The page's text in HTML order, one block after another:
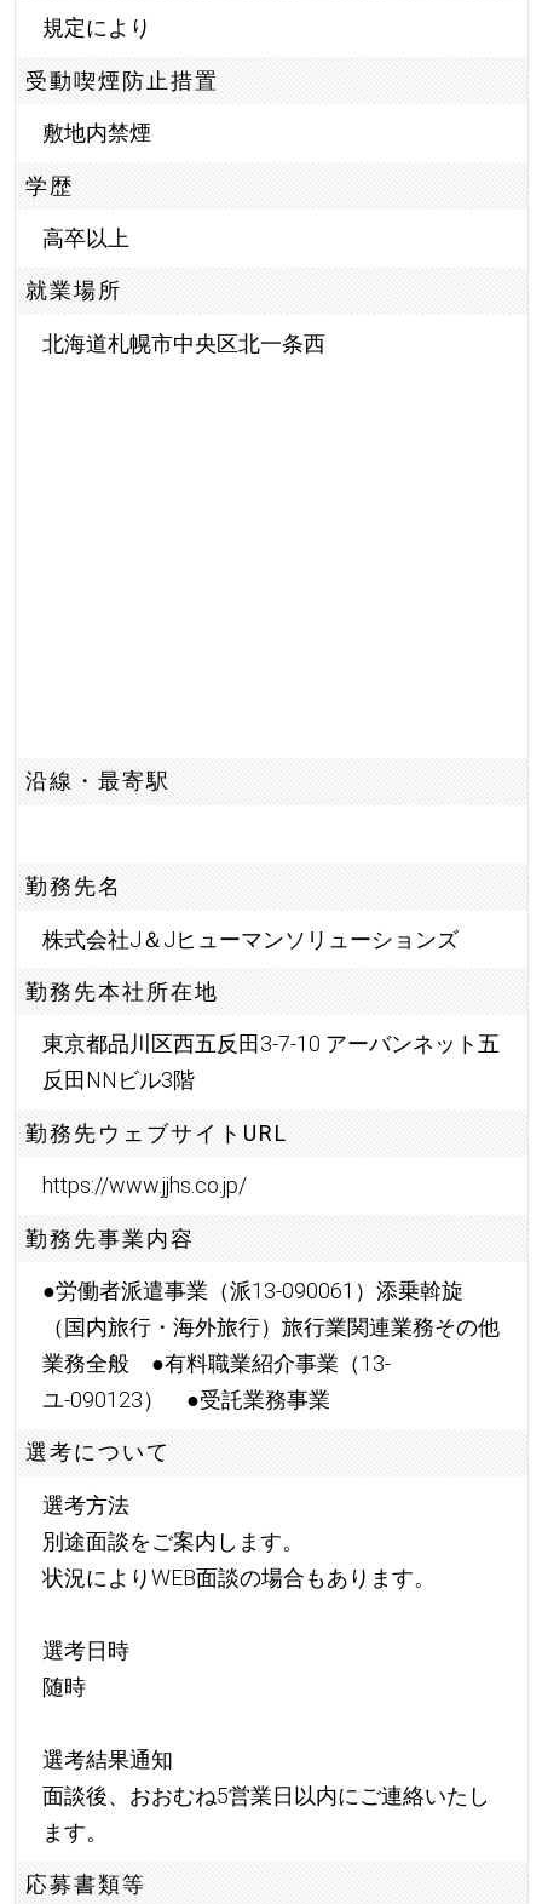
規定により
受動喫煙防止措置
敷地内禁煙
学歴
高卒以上
就業場所
北海道札幌市中央区北一条西
沿線・最寄駅
勤務先名
株式会社J＆Jヒューマンソリューションズ
勤務先本社所在地
東京都品川区西五反田3-7-10 アーバンネット五
反田NNビル3階
勤務先ウェブサイトURL
https://www.jjhs.co.jp/
勤務先事業内容
●労働者派遣事業（派13-090061）添乗斡旋
（国内旅行・海外旅行）旅行業関連業務その他
業務全般 ●有料職業紹介事業（13-
ユ-090123） ●受託業務事業
選考について
選考方法
別途面談をご案内します。
状況によりWEB面談の場合もあります。
選考日時
随時
選考結果通知
面談後、おおむね5営業日以内にご連絡いたし
ます。
応募書類等